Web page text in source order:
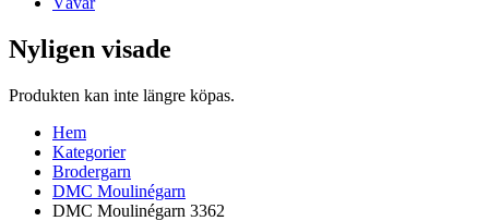
Nyligen visade
Produkten kan inte längre köpas.
Hem
Kategorier
Brodergarn
DMC Moulinégarn
DMC Moulinégarn 3362